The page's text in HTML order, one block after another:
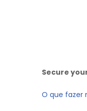
Secure
O que fazer